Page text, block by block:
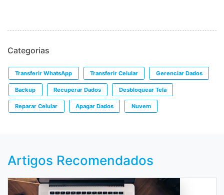
Categorias
Transferir WhatsApp Transferir Celular Gerenciar Dados
Backup Recuperar Dados Desbloquear Tela
Reparar Celular Apagar Dados Nuvem
Artigos Recomendados